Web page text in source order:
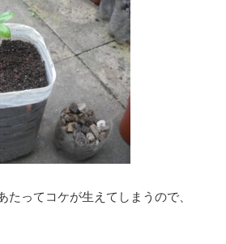
たってコケが生えてしまうので、